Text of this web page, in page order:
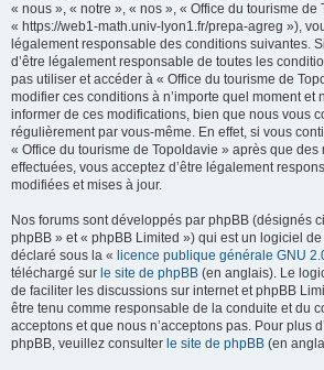
« nous », « notre », « nos », « Office du tourisme de
« https://web1-math.univ-lyon1.fr/prepa-agreg »),
légalement responsable des conditions suivantes.
d’être légalement responsable de toutes les
pas utiliser et accéder à « Office du tourisme de
modifier ces conditions à n’importe quel moment et
informer de ces modifications, bien que nous vous
régulièrement par vous-même. En effet, si vous
« Office du tourisme de Topoldavie » après que des
effectuées, vous acceptez d’être légalement
modifiées et mises à jour.
Nos forums sont développés par phpBB (désignés
phpBB » et « phpBB Limited ») qui est un logiciel
déclaré sous la « licence publique générale GNU
téléchargé sur le site de phpBB (en anglais). Le
de faciliter les discussions sur internet et phpBB
être tenu comme responsable de la conduite et du
acceptons et que nous n’acceptons pas. Pour plus
phpBB, veuillez consulter le site de phpBB (en